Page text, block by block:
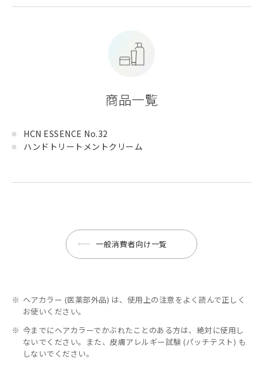
商品一覧
HCN ESSENCE No.32
ハンドトリートメントクリーム
一般消費者向け一覧
※ ヘアカラー (医薬部外品) は、使用上の注意をよく読んで正しく
お使いください。
※ 今までにヘアカラーでかぶれたことのある方は、絶対に使用し
ないでください。また、皮膚アレルギー試験 (パッチテスト) も
しないでください。